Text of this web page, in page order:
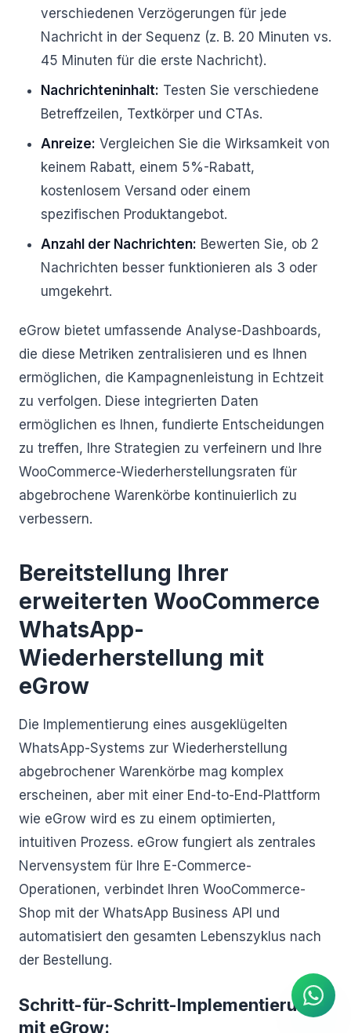
verschiedenen Verzögerungen für jede
Nachricht in der Sequenz (z. B. 20 Minuten vs.
45 Minuten für die erste Nachricht).
Nachrichteninhalt: Testen Sie verschiedene
Betreffzeilen, Textkörper und CTAs.
Anreize: Vergleichen Sie die Wirksamkeit von
keinem Rabatt, einem 5%-Rabatt,
kostenlosem Versand oder einem
spezifischen Produktangebot.
Anzahl der Nachrichten: Bewerten Sie, ob 2
Nachrichten besser funktionieren als 3 oder
umgekehrt.
eGrow bietet umfassende Analyse-Dashboards,
die diese Metriken zentralisieren und es Ihnen
ermöglichen, die Kampagnenleistung in Echtzeit
zu verfolgen. Diese integrierten Daten
ermöglichen es Ihnen, fundierte Entscheidungen
zu treffen, Ihre Strategien zu verfeinern und Ihre
WooCommerce-Wiederherstellungsraten für
abgebrochene Warenkörbe kontinuierlich zu
verbessern.
Bereitstellung Ihrer
erweiterten WooCommerce
WhatsApp-
Wiederherstellung mit
eGrow
Die Implementierung eines ausgeklügelten
WhatsApp-Systems zur Wiederherstellung
abgebrochener Warenkörbe mag komplex
erscheinen, aber mit einer End-to-End-Plattform
wie eGrow wird es zu einem optimierten,
intuitiven Prozess. eGrow fungiert als zentrales
Nervensystem für Ihre E-Commerce-
Operationen, verbindet Ihren WooCommerce-
Shop mit der WhatsApp Business API und
automatisiert den gesamten Lebenszyklus nach
der Bestellung.
Schritt-für-Schritt-Implementierung
mit eGrow:
KI Agent
Sofortige Antworten auf